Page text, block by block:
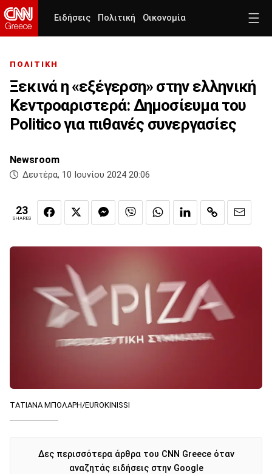
Ειδήσεις Πολιτική Οικονομία
ΠΟΛΙΤΙΚΗ
Ξεκινά η «εξέγερση» στην ελληνική
Κεντροαριστερά: Δημοσίευμα του
Politico για πιθανές συνεργασίες
Newsroom
Δευτέρα, 10 Ιουνίου 2024 20:06
23
SHARES
ΤΑΤΙΑΝΑ ΜΠΟΛΑΡΗ/EUROKINISSI
Δες περισσότερα άρθρα του CNN Greece όταν
αναζητάς ειδήσεις στην Google